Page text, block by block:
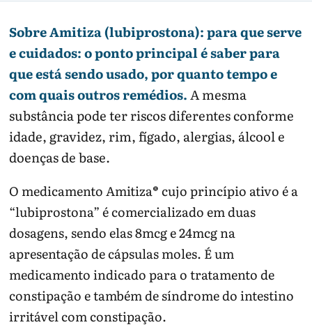
Sobre Amitiza (lubiprostona): para que serve
e cuidados: o ponto principal é saber para
que está sendo usado, por quanto tempo e
com quais outros remédios.A mesma
substância pode ter riscos diferentes conforme
idade, gravidez, rim, fígado, alergias, álcool e
doenças de base.
O medicamento Amitiza® cujo princípio ativo é a
“lubiprostona” é comercializado em duas
dosagens, sendo elas 8mcg e 24mcg na
apresentação de cápsulas moles. É um
medicamento indicado para o tratamento de
constipação e também de síndrome do intestino
irritável com constipação.